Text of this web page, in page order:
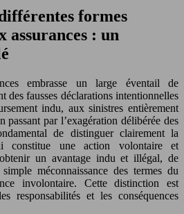
formes
assurances : un
embrasse un large éventail de
des fausses déclarations intentionnelles
indu, aux sinistres entièrement
passant par l’exagération délibérée des
de distinguer clairement la
constitue une action volontaire et
un avantage indu et illégal, de
méconnaissance des termes du
involontaire. Cette distinction est
responsabilités et les conséquences